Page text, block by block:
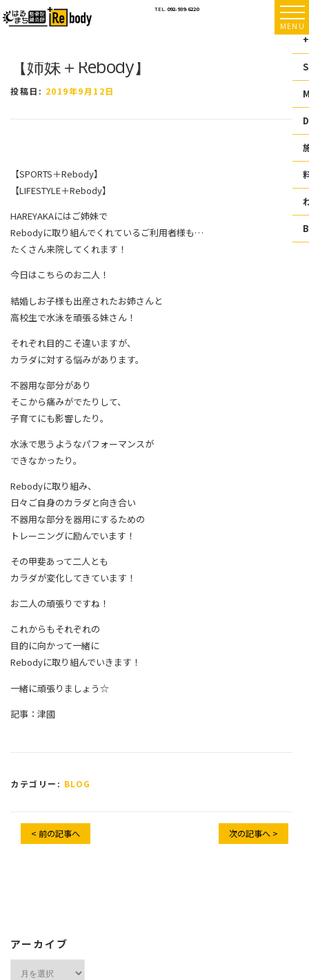
ン
TEL. 092-939-6220
MENU
【姉妹＋Rebody】
投稿日: 2019年9月12日
【SPORTS＋Rebody】
【LIFESTYLE＋Rebody】
HAREYAKAにはご姉妹で
Rebodyに取り組んでくれているご利用者様も…
たくさん来院してくれます！
今日はこちらのお二人！
結婚しお子様も出産されたお姉さんと
高校生で水泳を頑張る妹さん！
それぞれ目的こそ違いますが、
カラダに対する悩みがあります。
不器用な部分があり
そこから痛みがでたりして、
子育てにも影響したり。
水泳で思うようなパフォーマンスが
できなかったり。
Rebodyに取り組み、
日々ご自身のカラダと向き合い
不器用な部分を器用にするための
トレーニングに励んでいます！
その甲斐あって二人とも
カラダが変化してきています！
お二人の頑張りですね！
これからもそれぞれの
目的に向かって一緒に
Rebodyに取り組んでいきます！
一緒に頑張りましょう☆
記事：津國
カテゴリー: BLOG
< 前の記事へ 次の記事へ >
アーカイブ